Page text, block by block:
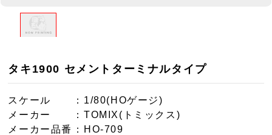
タキ1900 セメントターミナルタイプ
スケール
：1/80(HOゲージ)
メーカー
：TOMIX(トミックス)
メーカー品番
：HO-709